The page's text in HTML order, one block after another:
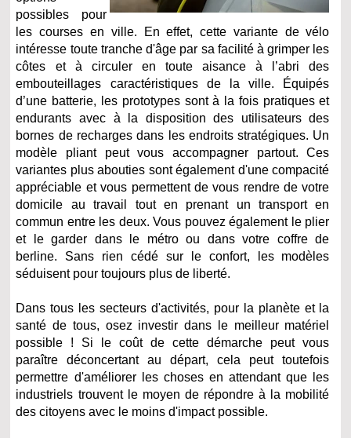
possibles pour
les courses en ville. En effet, cette variante de vélo
intéresse toute tranche d'âge par sa facilité à grimper les
côtes et à circuler en toute aisance à l’abri des
embouteillages caractéristiques de la ville. Équipés
d’une batterie, les prototypes sont à la fois pratiques et
endurants avec à la disposition des utilisateurs des
bornes de recharges dans les endroits stratégiques. Un
modèle pliant peut vous accompagner partout. Ces
variantes plus abouties sont également d'une compacité
appréciable et vous permettent de vous rendre de votre
domicile au travail tout en prenant un transport en
commun entre les deux. Vous pouvez également le plier
et le garder dans le métro ou dans votre coffre de
berline. Sans rien cédé sur le confort, les modèles
séduisent pour toujours plus de liberté.
Dans tous les secteurs d'activités, pour la planète et la
santé de tous, osez investir dans le meilleur matériel
possible ! Si le coût de cette démarche peut vous
paraître déconcertant au départ, cela peut toutefois
permettre d'améliorer les choses en attendant que les
industriels trouvent le moyen de répondre à la mobilité
des citoyens avec le moins d'impact possible.